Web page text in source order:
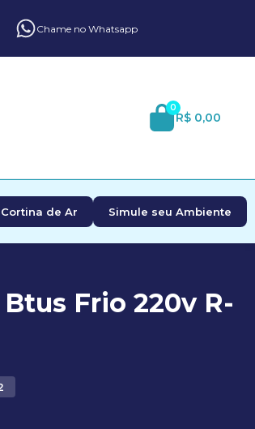
Chame no Whatsapp
0
R$ 0,00
Cortina de Ar Simule seu Ambiente
Frio 220v R-